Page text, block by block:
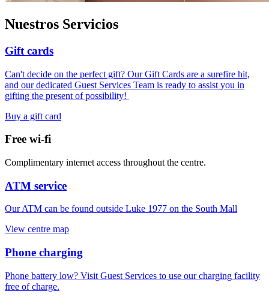
Nuestros Servicios
Gift cards
Can't decide on the perfect gift? Our Gift Cards are a surefire hit,
and our dedicated Guest Services Team is ready to assist you in
gifting the present of possibility! ​
Buy a gift card
Free wi-fi
Complimentary internet access throughout the centre.
ATM service
Our ATM can be found outside Luke 1977 on the South Mall
View centre map
Phone charging
Phone battery low? Visit Guest Services to use our charging facility
free of charge.